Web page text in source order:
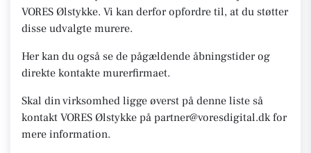
VORES Ølstykke. Vi kan derfor opfordre til, at du støtter
disse udvalgte murere.
Her kan du også se de pågældende åbningstider og
direkte kontakte murerfirmaet.
Skal din virksomhed ligge øverst på denne liste så
kontakt VORES Ølstykke på partner@voresdigital.dk for
mere information.